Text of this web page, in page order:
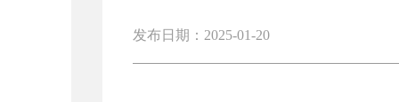
发布日期：2025-01-20